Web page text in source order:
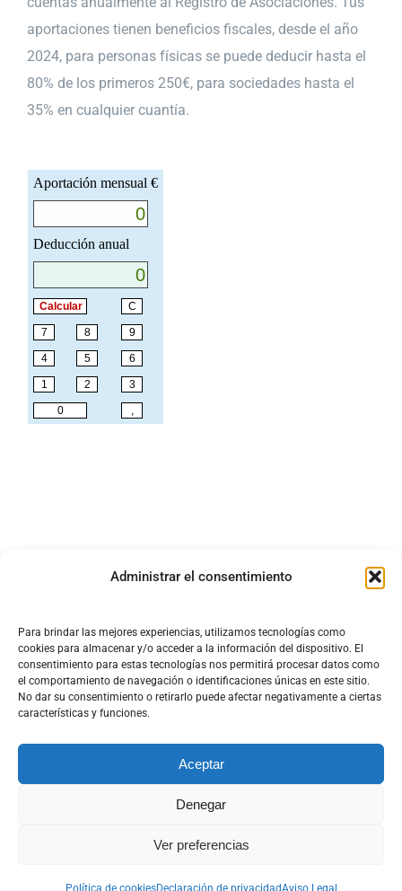
Administrar el consentimiento
Para brindar las mejores experiencias, utilizamos tecnologías como
cookies para almacenar y/o acceder a la información del dispositivo. El
consentimiento para estas tecnologías nos permitirá procesar datos como
el comportamiento de navegación o identificaciones únicas en este sitio.
No dar su consentimiento o retirarlo puede afectar negativamente a ciertas
características y funciones.
Aceptar
Denegar
Ver preferencias
Política de cookiesDeclaración de privacidadAviso Legal
aportaciones tienen beneficios fiscales, desde el año
2024, para personas físicas se puede deducir hasta el
80% de los primeros 250€, para sociedades hasta el
35% en cualquier cuantía.
Política de cookies|Política de privacidad